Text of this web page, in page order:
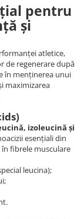
pentru
și
atletice,
de regenerare după
în menținerea unui
maximizarea
izoleucină și
esențiali din
fibrele musculare
leucina);